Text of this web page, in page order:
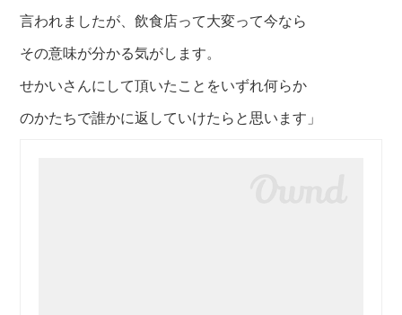
言われましたが、飲食店って大変って今なら
その意味が分かる気がします。
せかいさんにして頂いたことをいずれ何らか
のかたちで誰かに返していけたらと思います」